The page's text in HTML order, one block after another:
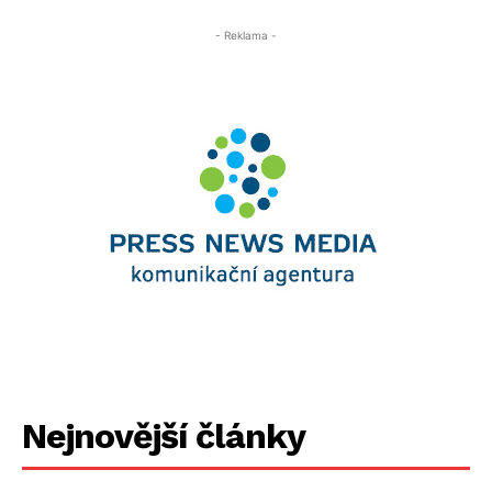
- Reklama -
Nejnovější články